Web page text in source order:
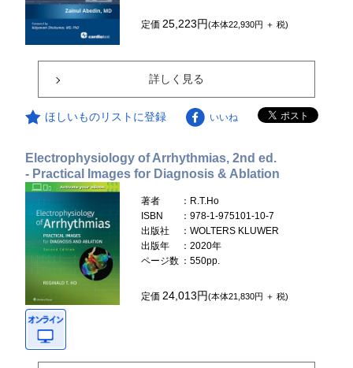
定価 25,223円(本体22,930円 ＋ 税)
詳しく見る
ほしいものリストに登録 いいね
Electrophysiology of Arrhythmias, 2nd ed.
- Practical Images for Diagnosis & Ablation
著者
：R.T.Ho
ISBN
：978-1-975101-10-7
出版社
：WOLTERS KLUWER
出版年
：2020年
ページ数 ：550pp.
定価24,013円(本体21,830円 ＋ 税)